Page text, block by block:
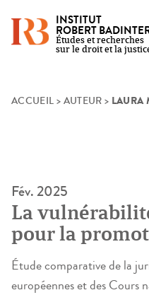
Skip
INSTITUT
ROBERT
Études et recherches
sur le droit et la
ACCUEIL > AUTEUR > LAURA
Fév. 2025
La
pour la
l’effectivité
fondamentaux
Étude comparative de la
européennes et des Cours